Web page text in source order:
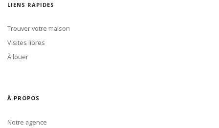
LIENS RAPIDES
Trouver votre maison
Visites libres
À louer
À PROPOS
Notre agence